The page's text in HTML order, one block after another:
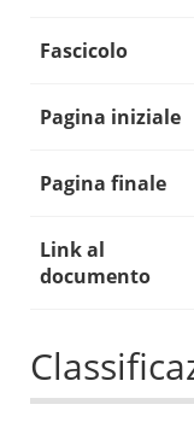
Fascicolo
Pagina iniziale
Pagina finale
Link al
documento